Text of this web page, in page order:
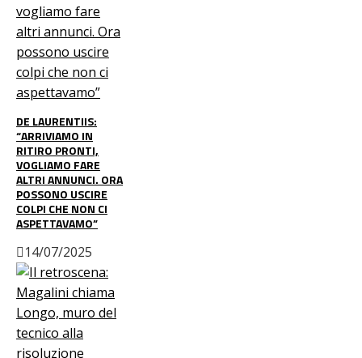
DE LAURENTIIS:
“ARRIVIAMO IN
RITIRO PRONTI,
VOGLIAMO FARE
ALTRI ANNUNCI. ORA
POSSONO USCIRE
COLPI CHE NON CI
ASPETTAVAMO”
14/07/2025